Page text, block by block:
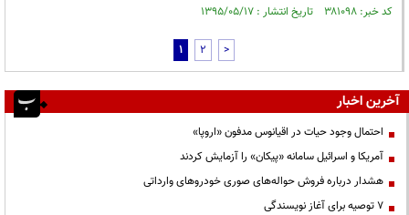
کد خبر: ۳۸۱۰۹۸ تاریخ انتشار : ۱۳۹۵/۰۵/۱۷
1 2 >
آخرین اخبار
احتمال وجود حیات در اقیانوس مدفون «اروپا»
آمریکا و اسرائیل سامانه «پیکان» را آزمایش کردند
هشدار درباره فروش حواله‌های صوری خودروهای وارداتی
۷ توصیه برای آغاز نویسندگی